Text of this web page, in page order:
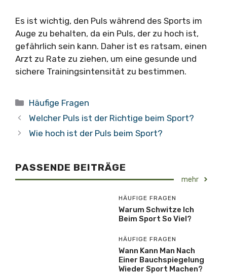
Es ist wichtig, den Puls während des Sports im
Auge zu behalten, da ein Puls, der zu hoch ist,
gefährlich sein kann. Daher ist es ratsam, einen
Arzt zu Rate zu ziehen, um eine gesunde und
sichere Trainingsintensität zu bestimmen.
Kategorien
Häufige Fragen
Welcher Puls ist der Richtige beim Sport?
Wie hoch ist der Puls beim Sport?
PASSENDE BEITRÄGE
mehr
HÄUFIGE FRAGEN
Warum Schwitze Ich
Beim Sport So Viel?
HÄUFIGE FRAGEN
Wann Kann Man Nach
Einer Bauchspiegelung
Wieder Sport Machen?